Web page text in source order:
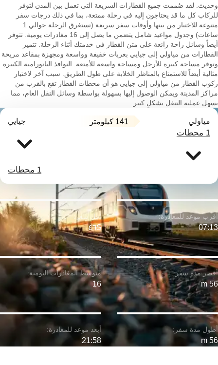
وحديث. لقد صُممت جميع القطارات السريعة التي تعمل بين المدن لتوفر
للركاب كل ما قد يحتاجون إليه في رحلة ممتعة، بما في ذلك درجات سفر
متنوعة للاختيار من بينها وأوقات سفر سريعة (تستغرق الرحلة حوالي 1
ساعات) وجدول مواعيد شامل يتضمن ما يصل إلى 16 مغادرات يومية. تتوفر
أيضاً وسائل راحة رائعة على متن القطار في خدمتك أثناء الرحلة. تتميز
القطارات من مياولي إلى جيايي بعربات خفيفة وواسعة ومجهزة بمقاعد مريحة
وتوفر مساحة كبيرة للأرجل ومساحة واسعة للأمتعة. النوافذ البانورامية الكبيرة
مثالية أيضاً للاستمتاع بالمناظر الخلابة على طول الطريق. سبب آخر لاختيار
ركوب القطار من مياولي إلى جيايي هو أن محطات القطار تقع بالقرب من
مراكز المدينة ويمكن الوصول إليها بسهولة بواسطة وسائل النقل العام، مما
يسهل عملية التنقل بشكلٍ كبير.
مياولي 141 كيلومتر جيايي
1 محطات
1 محطات
56 m
07:13
56 m
$٤٦
16
21:58